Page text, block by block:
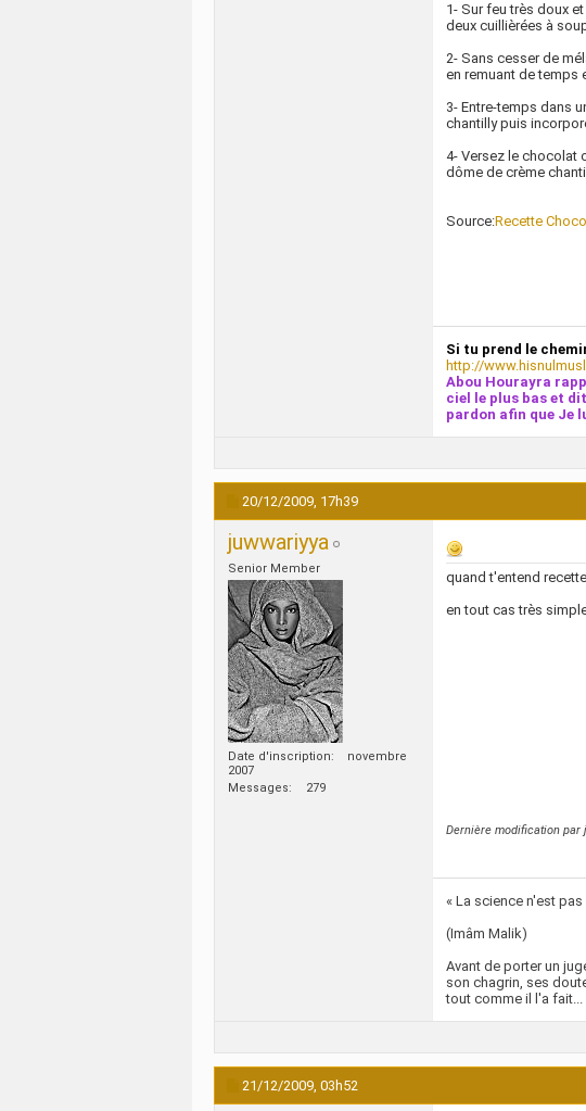
1- Sur feu très doux
deux cuillièrées à
2- Sans cesser de
en remuant de temps
3- Entre-temps dans
chantilly puis
4- Versez le chocolat
dôme de crème
Source:Recette
Si tu prend le
http://
Abou Hourayra
ciel le plus bas et
pardon afin que Je
20/12/2009, 17h39
juwwariyya
Senior Member
Date d'inscription
novembre
2007
Messages
279
quand t'entend
en tout cas très
Dernière modification par
« La science n'est
(Imâm Malik)
Avant de porter un
son chagrin, ses
tout comme il l'a
21/12/2009, 03h52